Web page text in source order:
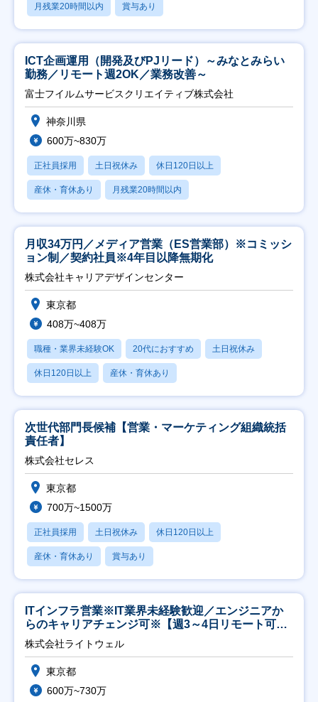
月残業20時間以内 賞与あり
ICT企画運用（開発及びPJリード）～みなとみらい
勤務／リモート週2OK／業務改善～
富士フイルムサービスクリエイティブ株式会社
神奈川県
600万~830万
正社員採用 土日祝休み 休日120日以上
産休・育休あり 月残業20時間以内
月収34万円／メディア営業（ES営業部）※コミッシ
ョン制／契約社員※4年目以降無期化
株式会社キャリアデザインセンター
東京都
408万~408万
職種・業界未経験OK 20代におすすめ 土日祝休み
休日120日以上 産休・育休あり
次世代部門長候補【営業・マーケティング組織統括
責任者】
株式会社セレス
東京都
700万~1500万
正社員採用 土日祝休み 休日120日以上
産休・育休あり 賞与あり
ITインフラ営業※IT業界未経験歓迎／エンジニアか
らのキャリアチェンジ可※【週3～4日リモート可
能】
株式会社ライトウェル
東京都
600万~730万